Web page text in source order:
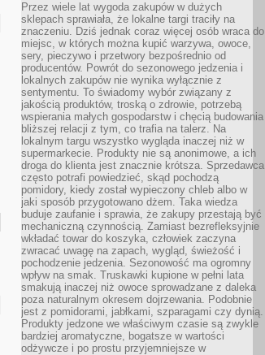
Przez wiele lat wygoda zakupów w dużych
sklepach sprawiała, że lokalne targi traciły na
znaczeniu. Dziś jednak coraz więcej osób wraca do
miejsc, w których można kupić warzywa, owoce,
sery, pieczywo i przetwory bezpośrednio od
producentów. Powrót do sezonowego jedzenia i
lokalnych zakupów nie wynika wyłącznie z
sentymentu. To świadomy wybór związany z
jakością produktów, troską o zdrowie, potrzebą
wspierania małych gospodarstw i chęcią budowania
bliższej relacji z tym, co trafia na talerz. Na
lokalnym targu wszystko wygląda inaczej niż w
supermarkecie. Produkty nie są anonimowe, a ich
droga do klienta jest znacznie krótsza. Sprzedawca
często potrafi powiedzieć, skąd pochodzą
pomidory, kiedy został wypieczony chleb albo w
jaki sposób przygotowano dżem. Taka wiedza
buduje zaufanie i sprawia, że zakupy przestają być
mechaniczną czynnością. Zamiast bezrefleksyjnie
wkładać towar do koszyka, człowiek zaczyna
zwracać uwagę na zapach, wygląd, świeżość i
pochodzenie jedzenia. Sezonowość ma ogromny
wpływ na smak. Truskawki kupione w pełni lata
smakują inaczej niż owoce sprowadzane z daleka
poza naturalnym okresem dojrzewania. Podobnie
jest z pomidorami, jabłkami, szparagami czy dynią.
Produkty jedzone we właściwym czasie są zwykle
bardziej aromatyczne, bogatsze w wartości
odżywcze i po prostu przyjemniejsze w